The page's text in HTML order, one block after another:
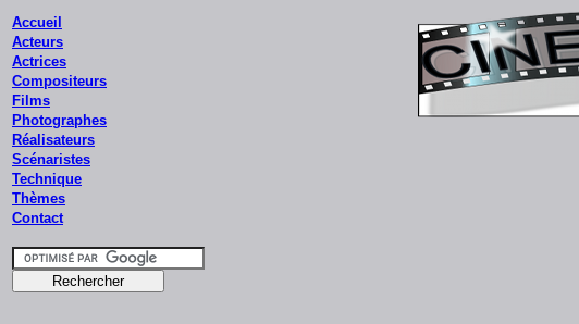
Accueil
Acteurs
Actrices
Compositeurs
Films
Photographes
Réalisateurs
Scénaristes
Technique
Thèmes
Contact